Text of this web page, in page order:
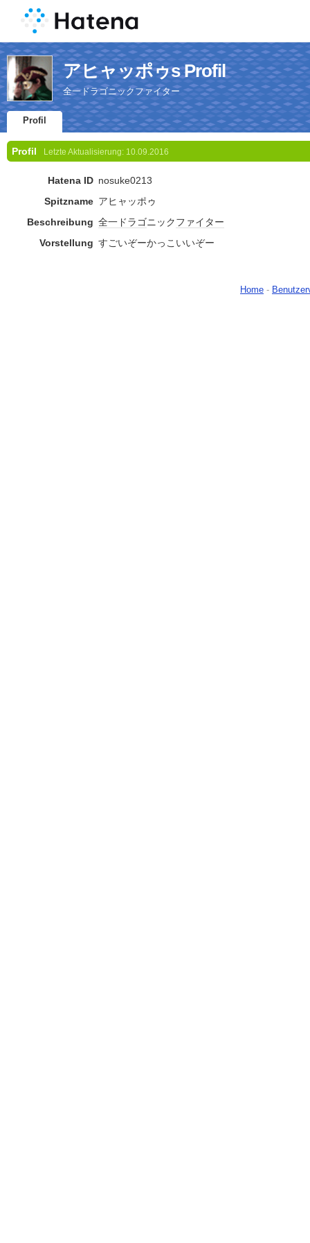
アヒャッポゥs Profil
全一ドラゴニックファイター
Profil
Profil Letzte Aktualisierung: 10.09.2016
Hatena ID nosuke0213
Spitzname アヒャッポゥ
Beschreibung 全一 ドラゴニックファイター
Vorstellung すごいぞーかっこいいぞー
Home -